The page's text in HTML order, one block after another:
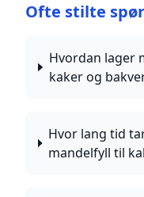
Ofte stilte
Hvordan lager
kaker og
Hvor lang tid
mandelfyll til